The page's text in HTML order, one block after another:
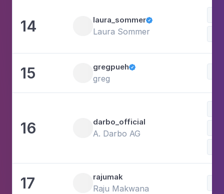
14 laura_sommer
Laura Sommer
15 gregpueh
greg
16 darbo_official
A. Darbo AG
17 rajumak
Raju Makwana